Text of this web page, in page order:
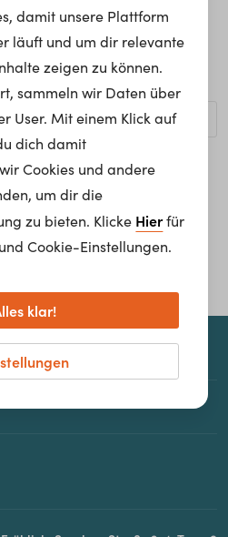
kann nicht gefunden werden.
bestimmten Begriff suchen?
damit unsere Plattform
läuft und um dir relevante
zeigen zu können.
sammeln wir Daten über
User. Mit einem Klick auf
dich damit
Cookies und andere
um dir die
zu bieten. Klicke Hierfür
Cookie-Einstellungen.
klar!